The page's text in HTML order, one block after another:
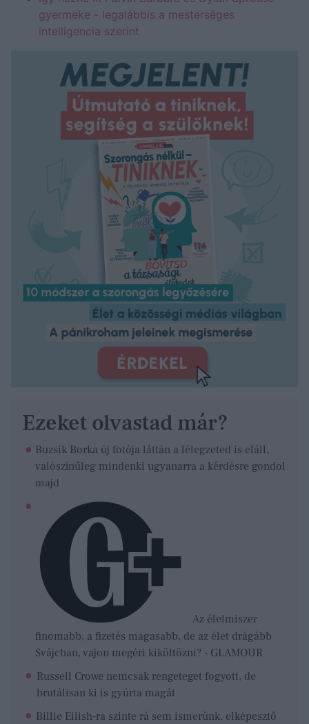
gyermeke - legalábbis a mesterséges
intelligencia szerint
Ezeket olvastad már?
Buzsik Borka új fotója láttán a lélegzeted is eláll,
valószínűleg mindenki ugyanarra a kérdésre gondol
majd
Az élelmiszer
finomabb, a fizetés magasabb, de az élet drágább
Svájcban, vajon megéri kiköltözni? - GLAMOUR
Russell Crowe nemcsak rengeteget fogyott, de
brutálisan ki is gyúrta magát
Billie Eilish-ra szinte rá sem ismerünk, elképesztő